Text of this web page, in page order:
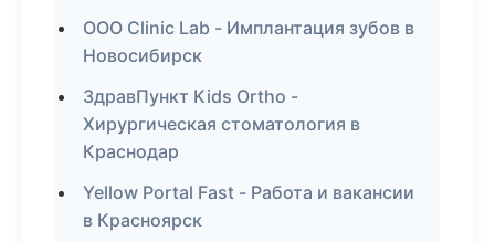
ООО Clinic Lab - Имплантация зубов в
Новосибирск
ЗдравПункт Kids Ortho -
Хирургическая стоматология в
Краснодар
Yellow Portal Fast - Работа и вакансии
в Красноярск